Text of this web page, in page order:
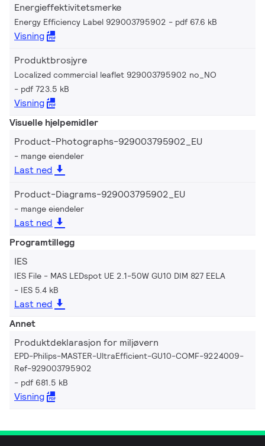
Energieffektivitetsmerke
Energy Efficiency Label 929003795902 pdf 67.6 kB
Visning
Produktbrosjyre
Localized commercial leaflet 929003795902 no_NO
pdf 723.5 kB
Visning
Visuelle hjelpemidler
Product-Photographs-929003795902_EU
mange eiendeler
Last ned
Product-Diagrams-929003795902_EU
mange eiendeler
Last ned
Programtillegg
IES
IES File - MAS LEDspot UE 2.1-50W GU10 DIM 827 EELA
IES 5.4 kB
Last ned
Annet
Produktdeklarasjon for miljøvern
EPD-Philips-MASTER-UltraEfficient-GU10-COMF-9224009-
Ref-929003795902
pdf 681.5 kB
Visning